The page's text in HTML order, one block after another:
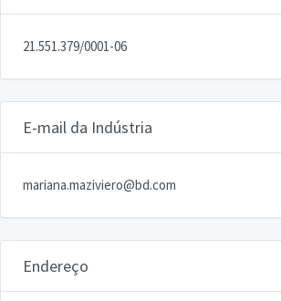
21.551.379/0001-06
E-mail da Indústria
mariana.maziviero@bd.com
Endereço